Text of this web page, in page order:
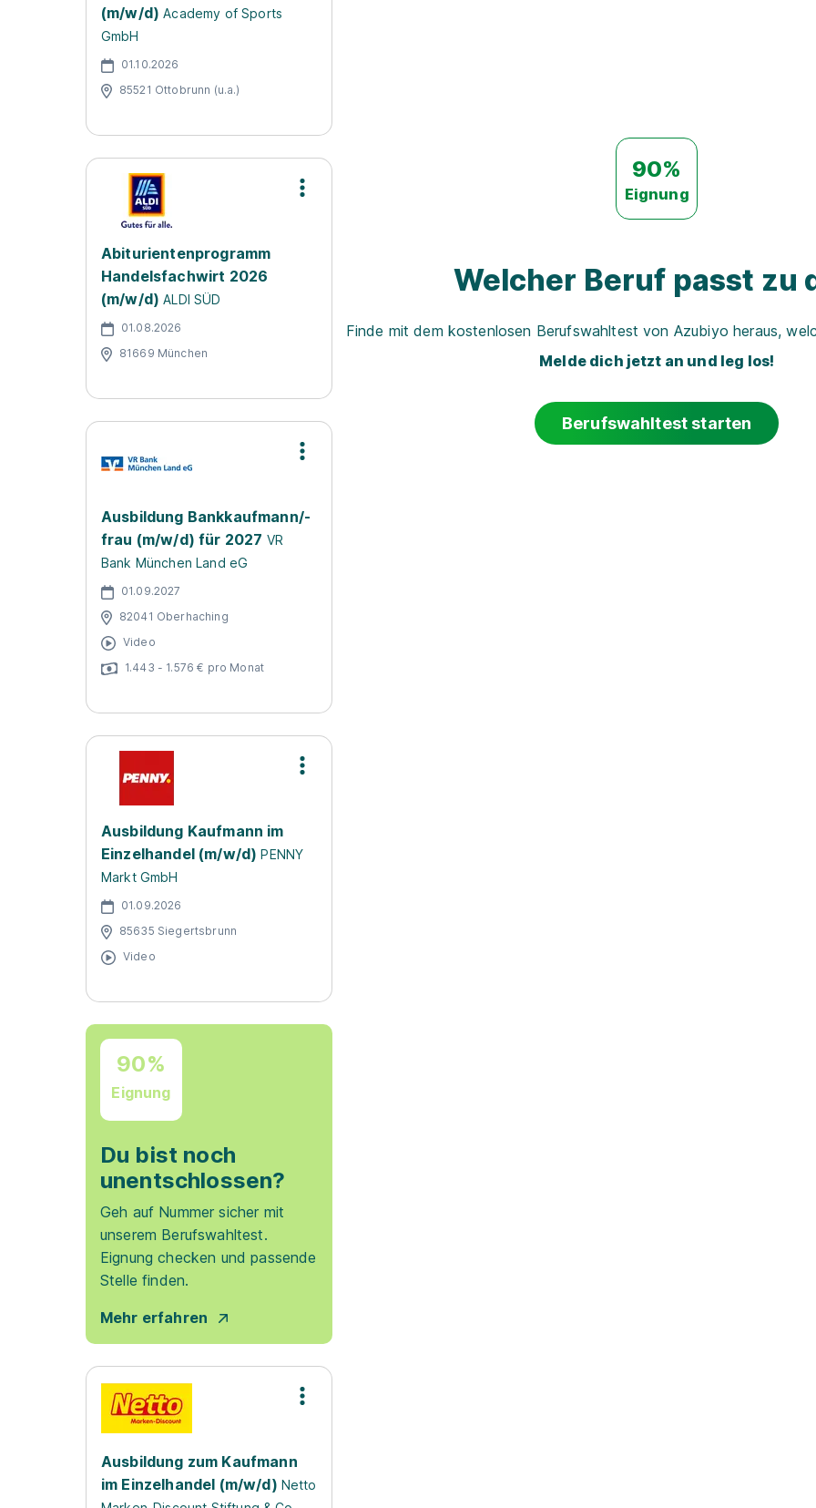
(m/w/d) Academy of Sports
GmbH
01.10.2026
85521 Ottobrunn (u.a.)
Abiturientenprogramm
Handelsfachwirt 2026
(m/w/d) ALDI SÜD
01.08.2026
81669 München
Ausbildung Bankkaufmann/-
frau (m/w/d) für 2027 VR
Bank München Land eG
01.09.2027
82041 Oberhaching
Video
1.443 - 1.576 € pro Monat
Ausbildung Kaufmann im
Einzelhandel (m/w/d) PENNY
Markt GmbH
01.09.2026
85635 Siegertsbrunn
Video
90%
Eignung
Du bist noch
unentschlossen?
Geh auf Nummer sicher mit
unserem Berufswahltest.
Eignung checken und passende
Stelle finden.
Mehr erfahren
Ausbildung zum Kaufmann
im Einzelhandel (m/w/d) Netto
90%
Eignung
Welcher Beruf passt zu
Finde mit dem kostenlosen Berufswahltest von Azubiyo heraus,
Melde dich jetzt an und leg los!
Berufswahltest starten